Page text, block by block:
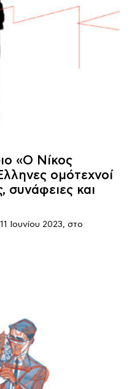
«Ο Νίκος
ομότεχνοί
συνάφειες και
Ιουνίου 2023, στο